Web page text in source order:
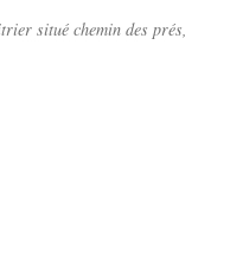
situé chemin des prés,